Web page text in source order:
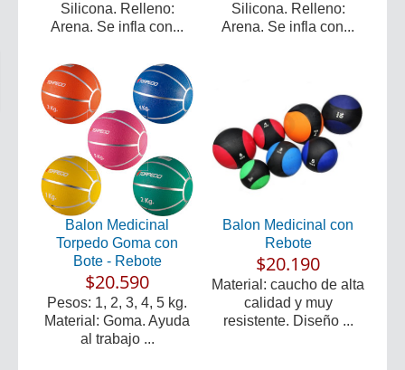
Silicona. Relleno:
Arena. Se infla con...
Silicona. Relleno:
Arena. Se infla con...
Balon Medicinal
Torpedo Goma con
Bote - Rebote
$20.590
Pesos: 1, 2, 3, 4, 5 kg.
Material: Goma. Ayuda
al trabajo ...
Balon Medicinal con
Rebote
$20.190
Material: caucho de alta
calidad y muy
resistente. Diseño ...